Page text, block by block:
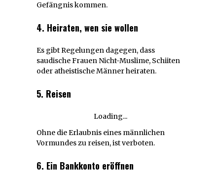
Gefängnis kommen.
4. Heiraten, wen sie wollen
Es gibt Regelungen dagegen, dass
saudische Frauen Nicht-Muslime, Schiiten
oder atheistische Männer heiraten.
5. Reisen
Loading...
Ohne die Erlaubnis eines männlichen
Vormundes zu reisen, ist verboten.
6. Ein Bankkonto eröffnen